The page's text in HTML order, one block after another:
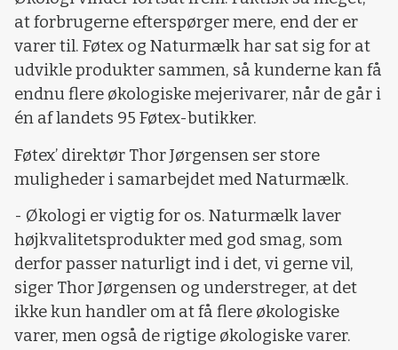
at forbrugerne efterspørger mere, end der er
varer til. Føtex og Naturmælk har sat sig for at
udvikle produkter sammen, så kunderne kan få
endnu flere økologiske mejerivarer, når de går i
én af landets 95 Føtex-butikker.
Føtex’ direktør Thor Jørgensen ser store
muligheder i samarbejdet med Naturmælk.
- Økologi er vigtig for os. Naturmælk laver
højkvalitetsprodukter med god smag, som
derfor passer naturligt ind i det, vi gerne vil,
siger Thor Jørgensen og understreger, at det
ikke kun handler om at få flere økologiske
varer, men også de rigtige økologiske varer.